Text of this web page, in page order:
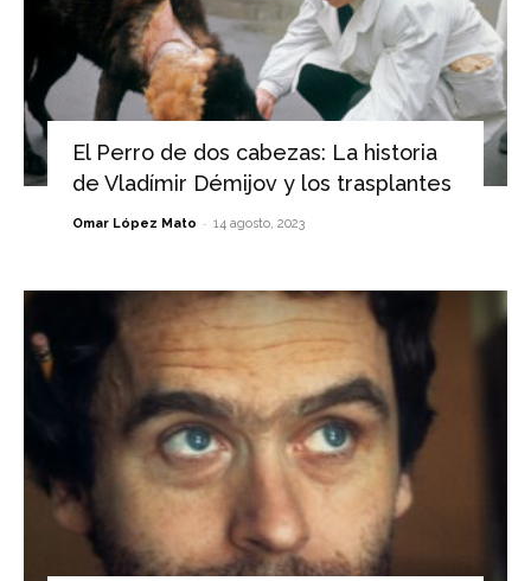
El Perro de dos cabezas: La historia
de Vladímir Démijov y los trasplantes
Omar López Mato - 14 agosto, 2023